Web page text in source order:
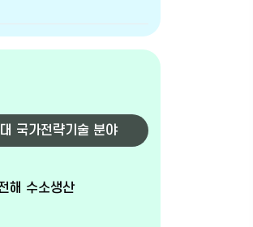
국가전략기술 분야
해 수소생산